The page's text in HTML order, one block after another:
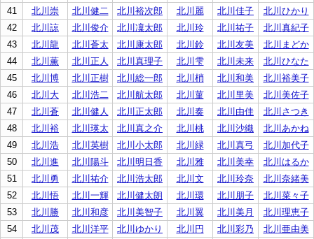
41
北川崇 北川健二 北川裕次郎 北川麗 北川佳子
北川ひかり
42
北川諒 北川俊介 北川凜太郎 北川玲 北川祐子
北川真紀子
43
北川龍 北川蒼太 北川康太郎 北川鈴 北川友美
北川まどか
44
北川薫 北川正人 北川真理子 北川雫 北川未来
北川ひなた
45
北川博 北川正樹 北川総一郎 北川梢 北川和美
北川裕美子
46
北川大 北川浩二 北川航太郎 北川菫 北川里美
北川美佐子
47
北川蒼 北川健人 北川正太郎 北川奏 北川由佳
北川さつき
48
北川裕 北川瑛太 北川真之介 北川桃 北川沙織
北川あかね
49
北川浩 北川英樹 北川小太郎 北川緑 北川真弓
北川加代子
50
北川進 北川陽斗 北川明日香 北川雅 北川美幸
北川はるか
51
北川勇 北川祐介 北川浩太郎 北川文 北川玲奈
北川奈緒美
52
北川悟 北川一輝 北川健太朗 北川環 北川朋子
北川菜々子
53
北川勝 北川和彦 北川美智子 北川翼 北川美月
北川理恵子
54
北川茂 北川洋平 北川ゆかり 北川円 北川彩乃
北川亜由美